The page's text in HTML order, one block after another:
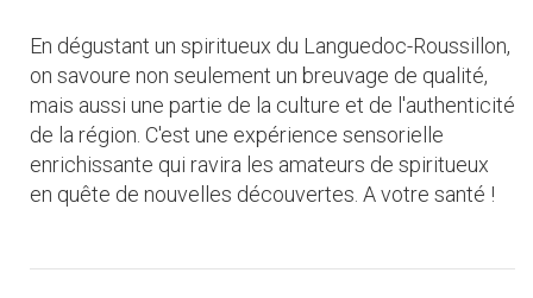
En dégustant un spiritueux du Languedoc-Roussillon,
on savoure non seulement un breuvage de qualité,
mais aussi une partie de la culture et de l'authenticité
de la région. C'est une expérience sensorielle
enrichissante qui ravira les amateurs de spiritueux
en quête de nouvelles découvertes. A votre santé !